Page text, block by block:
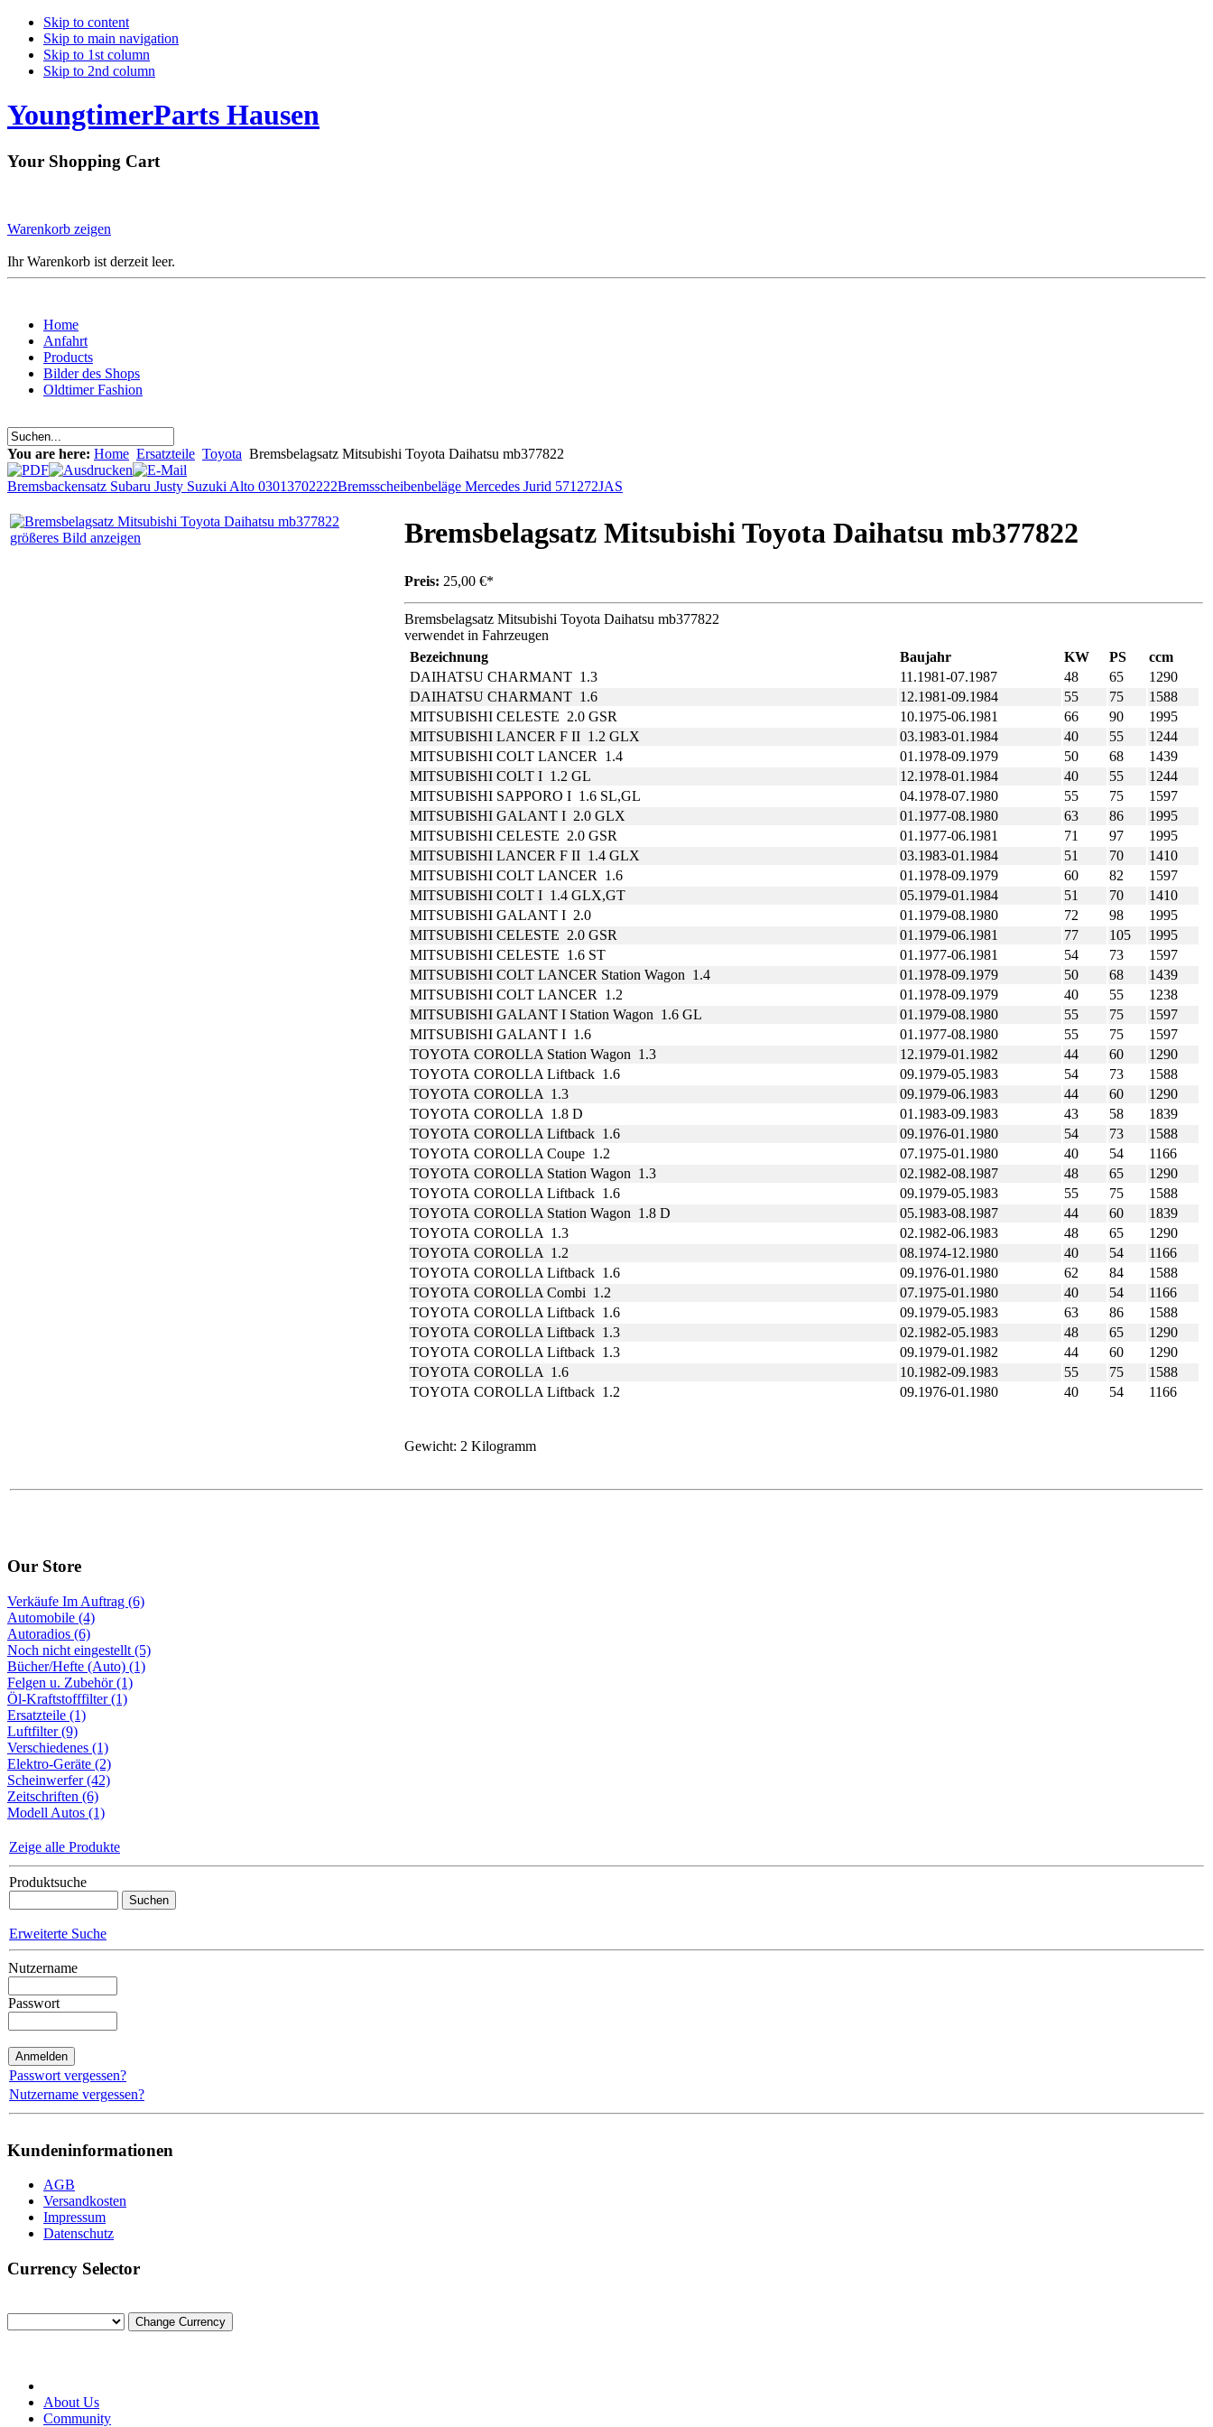
Skip to content
Skip to main navigation
Skip to 1st column
Skip to 2nd column
YoungtimerParts Hausen
Your Shopping Cart
Warenkorb zeigen
Ihr Warenkorb ist derzeit leer.
Home
Anfahrt
Products
Bilder des Shops
Oldtimer Fashion
You are here: Home Ersatzteile Toyota Bremsbelagsatz Mitsubishi Toyota Daihatsu mb377822
Bremsbackensatz Subaru Justy Suzuki Alto 03013702222Bremsscheibenbeläge Mercedes Jurid 571272JAS
größeres Bild anzeigen Bremsbelagsatz Mitsubishi Toyota Daihatsu mb377822
Preis: 25,00 €*
Bremsbelagsatz Mitsubishi Toyota Daihatsu mb377822
verwendet in Fahrzeugen
Bezeichnung
Baujahr KW PS
ccm
DAIHATSU CHARMANT 1.3
11.1981-07.1987 48 65
1290
DAIHATSU CHARMANT 1.6
12.1981-09.1984 55 75
1588
MITSUBISHI CELESTE 2.0 GSR
10.1975-06.1981 66 90
1995
MITSUBISHI LANCER F II 1.2 GLX
03.1983-01.1984 40 55
1244
MITSUBISHI COLT LANCER 1.4
01.1978-09.1979 50 68
1439
MITSUBISHI COLT I 1.2 GL
12.1978-01.1984 40 55
1244
MITSUBISHI SAPPORO I 1.6 SL,GL
04.1978-07.1980 55 75
1597
MITSUBISHI GALANT I 2.0 GLX
01.1977-08.1980 63 86
1995
MITSUBISHI CELESTE 2.0 GSR
01.1977-06.1981 71 97
1995
MITSUBISHI LANCER F II 1.4 GLX
03.1983-01.1984 51 70
1410
MITSUBISHI COLT LANCER 1.6
01.1978-09.1979 60 82
1597
MITSUBISHI COLT I 1.4 GLX,GT
05.1979-01.1984 51 70
1410
MITSUBISHI GALANT I 2.0
01.1979-08.1980 72 98
1995
MITSUBISHI CELESTE 2.0 GSR
01.1979-06.1981 77 105
1995
MITSUBISHI CELESTE 1.6 ST
01.1977-06.1981 54 73
1597
MITSUBISHI COLT LANCER Station Wagon 1.4
01.1978-09.1979 50 68
1439
MITSUBISHI COLT LANCER 1.2
01.1978-09.1979 40 55
1238
MITSUBISHI GALANT I Station Wagon 1.6 GL
01.1979-08.1980 55 75
1597
MITSUBISHI GALANT I 1.6
01.1977-08.1980 55 75
1597
TOYOTA COROLLA Station Wagon 1.3
12.1979-01.1982 44 60
1290
TOYOTA COROLLA Liftback 1.6
09.1979-05.1983 54 73
1588
TOYOTA COROLLA 1.3
09.1979-06.1983 44 60
1290
TOYOTA COROLLA 1.8 D
01.1983-09.1983 43 58
1839
TOYOTA COROLLA Liftback 1.6
09.1976-01.1980 54 73
1588
TOYOTA COROLLA Coupe 1.2
07.1975-01.1980 40 54
1166
TOYOTA COROLLA Station Wagon 1.3
02.1982-08.1987 48 65
1290
TOYOTA COROLLA Liftback 1.6
09.1979-05.1983 55 75
1588
TOYOTA COROLLA Station Wagon 1.8 D
05.1983-08.1987 44 60
1839
TOYOTA COROLLA 1.3
02.1982-06.1983 48 65
1290
TOYOTA COROLLA 1.2
08.1974-12.1980 40 54
1166
TOYOTA COROLLA Liftback 1.6
09.1976-01.1980 62 84
1588
TOYOTA COROLLA Combi 1.2
07.1975-01.1980 40 54
1166
TOYOTA COROLLA Liftback 1.6
09.1979-05.1983 63 86
1588
TOYOTA COROLLA Liftback 1.3
02.1982-05.1983 48 65
1290
TOYOTA COROLLA Liftback 1.3
09.1979-01.1982 44 60
1290
TOYOTA COROLLA 1.6
10.1982-09.1983 55 75
1588
TOYOTA COROLLA Liftback 1.2
09.1976-01.1980 40 54 1166
Gewicht: 2 Kilogramm
Our Store
Verkäufe Im Auftrag (6)
Automobile (4)
Autoradios (6)
Noch nicht eingestellt (5)
Bücher/Hefte (Auto) (1)
Felgen u. Zubehör (1)
Öl-Kraftstofffilter (1)
Ersatzteile (1)
Luftfilter (9)
Verschiedenes (1)
Elektro-Geräte (2)
Scheinwerfer (42)
Zeitschriften (6)
Modell Autos (1)
Zeige alle Produkte
Produktsuche
Erweiterte Suche
Nutzername
Passwort
Passwort vergessen?
Nutzername vergessen?
Kundeninformationen
AGB
Versandkosten
Impressum
Datenschutz
Currency Selector
About Us
Community